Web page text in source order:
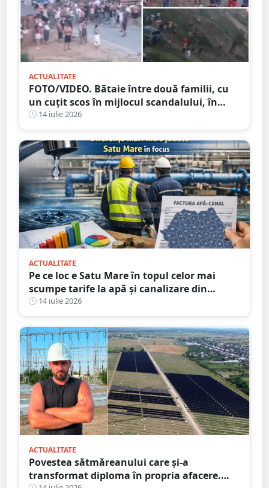
ACTUALITATE
FOTO/VIDEO. Bătaie între două familii, cu
un cuțit scos în mijlocul scandalului, în
Satu Mare. 400 de persoane la fața locului
14 iulie 2026
ACTUALITATE
Pe ce loc e Satu Mare în topul celor mai
scumpe tarife la apă și canalizare din
România
14 iulie 2026
ACTUALITATE
Povestea sătmăreanului care și-a
transformat diploma în propria afacere.